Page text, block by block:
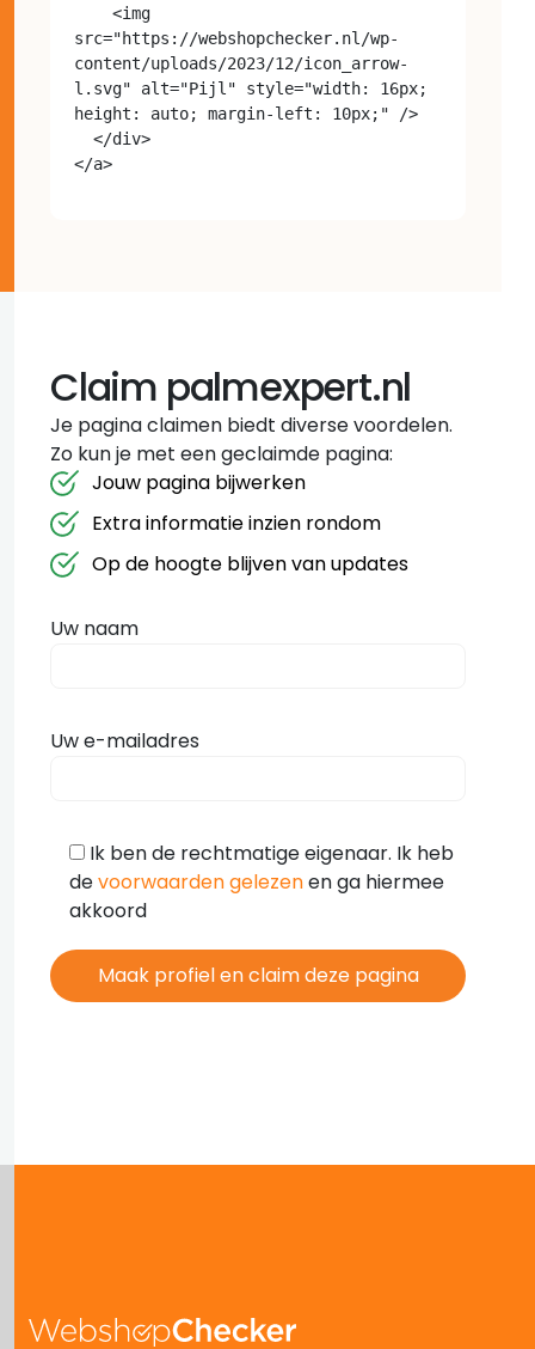
src="https://webshopchecker.nl/wp-
content/uploads/2023/12/icon_arrow-
l.svg" alt="Pijl" style="width: 16px;
height: auto; margin-left: 10px;" />
Claim palmexpert.nl
Je pagina claimen biedt diverse voordelen.
Zo kun je met een geclaimde pagina:
Jouw pagina bijwerken
Extra informatie inzien rondom
Op de hoogte blijven van updates
Uw naam
Uw e-mailadres
Ik ben de rechtmatige eigenaar. Ik heb
devoorwaarden gelezenen ga hiermee
akkoord